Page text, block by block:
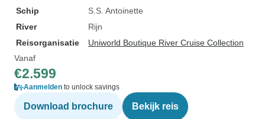
Schip
S.S. Antoinette
River
Rijn
Reisorganisatie
Uniworld Boutique River Cruise Collection
Vanaf
€2.599
Aanmelden to unlock savings
Download brochure Bekijk reis